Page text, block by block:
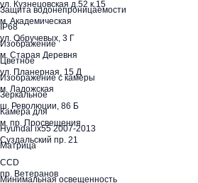
Защита водонепроницаемости
IP68
Изображение
Цветное
Изображение с камеры
Зеркальное
Камера для
Hyundai ix55 2007-2013
Матрица
CCD
Минимальная освещенность
ул. Кузнецовская д.52 к.15
м. Академическая
ул. Обручевых, 3 Г
м. Старая Деревня
ул. Планерная, 15 Д
м. Ладожская
ш. Революции, 86 Б
м. пр. Просвещения
Суздальский пр. 21
пр. Ветеранов